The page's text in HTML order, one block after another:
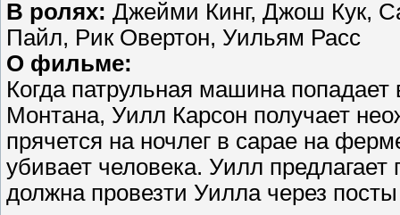
В ролях: Джейми Кинг, Джош Кук,
Пайл, Рик Овертон, Уильям Расс
О фильме:
Когда патрульная машина
Монтана, Уилл Карсон получает
прячется на ночлег в сарае на
убивает человека. Уилл
должна провезти Уилла через